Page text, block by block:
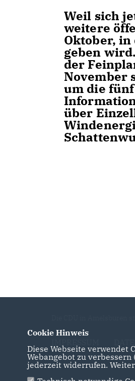
Weil sich
weitere
Oktober,
geben
der
November
um die
über
Cookie Hinweis
Diese Webseite verwendet
Webangebot zu
jederzeit widerrufen.